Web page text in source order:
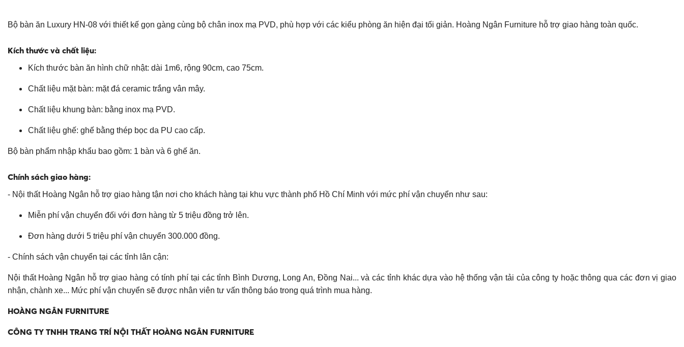
Bộ bàn ăn Luxury HN-08 với thiết kế gọn gàng cùng bộ chân inox mạ PVD, phù hợp với các kiểu phòng ăn hiện đại tối giản. Hoàng Ngân Furniture hỗ trợ giao hàng toàn quốc.
Kích thước và chất liệu:
Kích thước bàn ăn hình chữ nhật: dài 1m6, rộng 90cm, cao 75cm.
Chất liệu mặt bàn: mặt đá ceramic trắng vân mây.
Chất liệu khung bàn: bằng inox mạ PVD.
Chất liệu ghế: ghế bằng thép bọc da PU cao cấp.
Bộ bàn phẩm nhập khẩu bao gồm: 1 bàn và 6 ghế ăn.
Chính sách giao hàng:
- Nội thất Hoàng Ngân hỗ trợ giao hàng tận nơi cho khách hàng tại khu vực thành phố Hồ Chí Minh với mức phí vận chuyển như sau:
Miễn phí vận chuyển đối với đơn hàng từ 5 triệu đồng trở lên.
Đơn hàng dưới 5 triệu phí vận chuyển 300.000 đồng.
- Chính sách vận chuyển tại các tỉnh lân cận:
Nội thất Hoàng Ngân hỗ trợ giao hàng có tính phí tại các tỉnh Bình Dương, Long An, Đồng Nai... và các tỉnh khác dựa vào hệ thống vận tải của công ty hoặc thông qua các đơn vị giao
nhận, chành xe... Mức phí vận chuyển sẽ được nhân viên tư vấn thông báo trong quá trình mua hàng.
HOÀNG NGÂN FURNITURE
CÔNG TY TNHH TRANG TRÍ NỘI THẤT HOÀNG NGÂN FURNITURE